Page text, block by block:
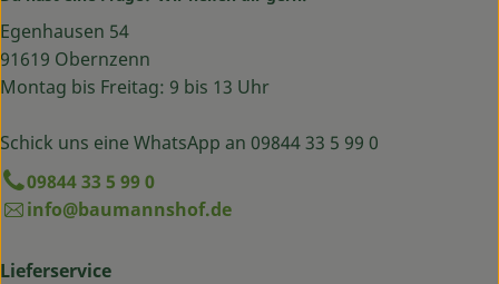
Egenhausen 54
91619 Obernzenn
Montag bis Freitag: 9 bis 13 Uhr
Schick uns eine WhatsApp an 09844 33 5 99 0
09844 33 5 99 0
info@baumannshof.de
Lieferservice